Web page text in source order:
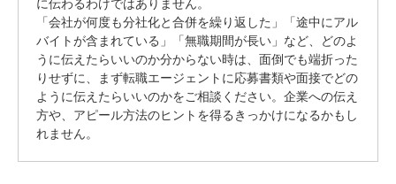
に伝わるわけではありません。
「会社が何度も分社化と合併を繰り返した」「途中にアル
バイトが含まれている」「無職期間が長い」など、どのよ
うに伝えたらいいのか分からない時は、面倒でも端折った
りせずに、まず転職エージェントに応募書類や面接でどの
ように伝えたらいいのかをご相談ください。企業への伝え
方や、アピール方法のヒントを得るきっかけになるかもし
れません。